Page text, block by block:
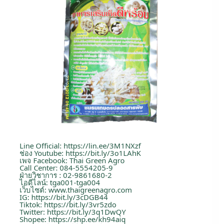
Line Official: https://lin.ee/3M1NXzf
ช่อง Youtube: https://bit.ly/3o1LAhK
เพจ Facebook: Thai Green Agro
Call Center: 084-5554205-9
ฝ่ายวิชาการ : 02-9861680-2
ไอดีไลน์: tga001-tga004
เว็บไซต์: www.thaigreenagro.com
IG: https://bit.ly/3cDGB44
Tiktok: https://bit.ly/3vr5zdo
Twitter: https://bit.ly/3q1DwQY
Shopee: https://shp.ee/kh94aiq